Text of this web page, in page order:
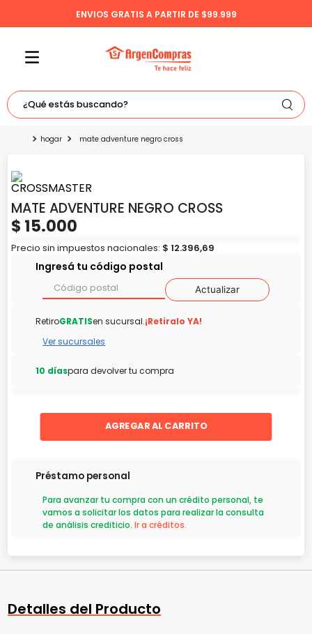
ENVIOS GRATIS A PARTIR DE $99.999
¿Qué estás buscando?
TÉRMINOS MÁS BUSCADOS
2.
3.
bicicleta
4.
tv
5 . tablet
hogar mate adventure negro cross
MATE ADVENTURE NEGRO CROSS
$ 15.000
Precio sin impuestos nacionales: $ 12.396,69
Ingresá tu código postal
Actualizar
RetiroGRATISen sucursal.¡Retiralo YA!
Ver sucursales
10 díaspara devolver tu compra
AGREGAR AL CARRITO
Préstamo personal
Para avanzar tu compra con un crédito personal, te
vamos a solicitar los datos para realizar la consulta
de análisis crediticio.Ir a créditos.
Detalles del Producto